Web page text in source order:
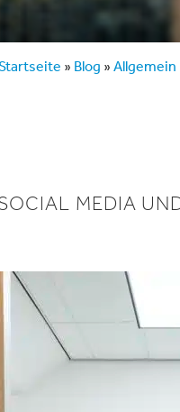
» Blog » Allgemein
MEDIA